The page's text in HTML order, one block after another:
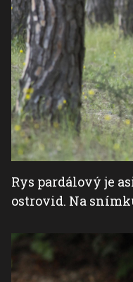
Rys pardálový je
ostrovid. Na